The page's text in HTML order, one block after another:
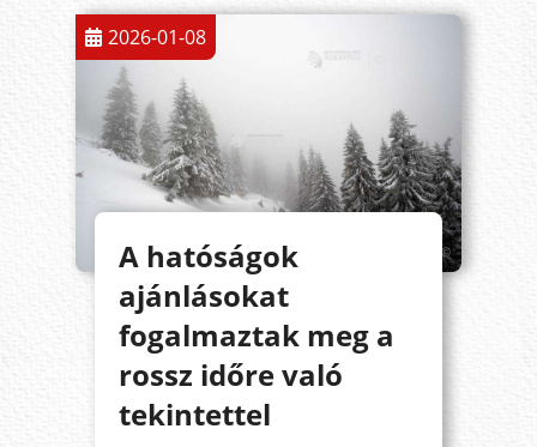
2026-01-08
A hatóságok
ajánlásokat
fogalmaztak meg a
rossz időre való
tekintettel